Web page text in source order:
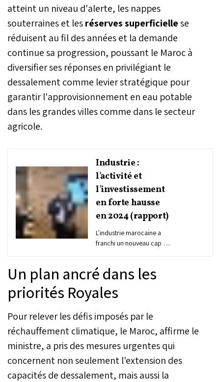
atteint un niveau d'alerte, les nappes
souterraines et lesréserves superficiellese
réduisent au fil des années et la demande
continue sa progression, poussant le Maroc à
diversifier ses réponses en privilégiant le
dessalement comme levier stratégique pour
garantir l'approvisionnement en eau potable
dans les grandes villes comme dans le secteur
agricole.
Industrie :
l'activité et
l'investissement
en forte hausse
en 2024 (rapport)
L'industrie marocaine a
franchi un nouveau cap en
de dirhams - MMDH (+9%)
progression record de
baromètre de l'industrie
nationale, dont les
résultats ont été
présentés, mercredi à
Rabat, par le ministre de
l'Industrie et du
Commerce, Ryad
Un plan ancré dans les
priorités Royales
Pour relever les défis imposés par le
réchauffement climatique, le Maroc, affirme le
ministre, a pris des mesures urgentes qui
concernent non seulement l'extension des
capacités de dessalement, mais aussi la